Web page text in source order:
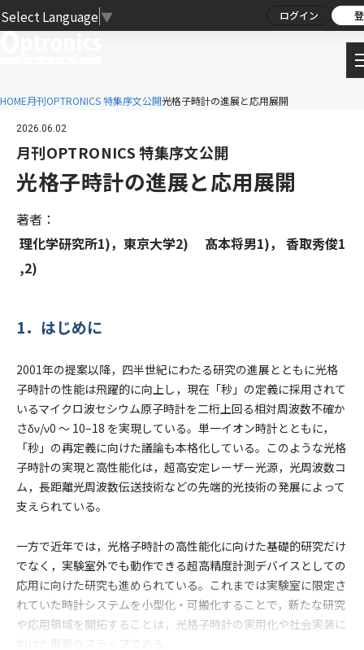
Select Language ▼ ログイン
HOME月刊OPTRONICS 特集序文公開光格子時計の進展と応用展開
2026.06.02
月刊OPTRONICS 特集序文公開
光格子時計の進展と応用展開
著者：
理化学研究所1)，東京大学2) 髙本将男1)， 香取秀俊1
,2)
1．はじめに
2001年の提案以降，四半世紀にわたる研究の進展とともに光格
子時計の性能は飛躍的に向上し，現在「秒」の定義に採用されて
いるマイクロ波セシウム原子時計を二桁上回る相対周波数不確か
さδν/ν0 ～ 10–18 を実現している。単一イオン時計とともに，
「秒」の再定義に向けた議論も本格化している。このような光格
子時計の実現と高性能化は，超高安定レーザー光源，光周波数コ
ム，長距離光周波数伝送技術などの先端的光技術の発展によって
支えられている。
一方で近年では，光格子時計の高性能化に向けた基礎的研究だけ
でなく，実験室外でも動作できる超高精度計測デバイスとしての
応用に向けた研究も進められている。これまでは実験室に限定さ
れていた時計システムを小型化・可搬化することで，新たな研究
や応用領域を開拓することは，光格子時計の実用化や社会実装に